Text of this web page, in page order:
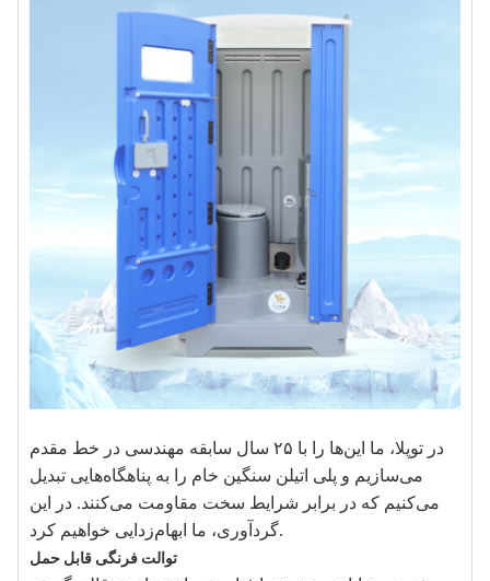
در توپلا، ما این‌ها را با ۲۵ سال سابقه مهندسی در خط مقدم
می‌سازیم و پلی اتیلن سنگین خام را به پناهگاه‌هایی تبدیل
می‌کنیم که در برابر شرایط سخت مقاومت می‌کنند. در این
گردآوری، ما ابهام‌زدایی خواهیم کرد.
توالت فرنگی قابل حمل